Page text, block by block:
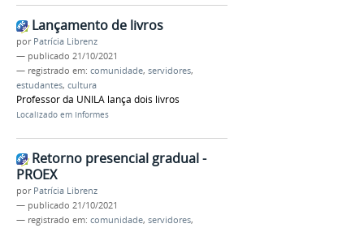
Lançamento de livros
por Patrícia Librenz
— publicado 21/10/2021
— registrado em: comunidade, servidores,
estudantes, cultura
Professor da UNILA lança dois livros
Localizado em Informes
Retorno presencial gradual -
PROEX
por Patrícia Librenz
— publicado 21/10/2021
— registrado em: comunidade, servidores,